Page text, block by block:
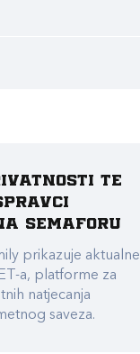
te
Semaforu
prikazuje aktualne
a, platforme za
natjecanja
saveza.